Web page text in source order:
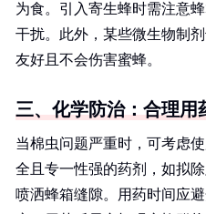
为食。引入寄生蜂时需注意
干扰。此外，某些微生物制
友好且不会伤害蜜蜂。
三、化学防治：合理用
当棉虫问题严重时，可考虑
全且专一性强的药剂，如拟
喷洒蜂箱缝隙。用药时间应